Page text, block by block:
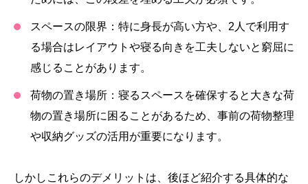
スペースの限界： 特に身長が高い方や、2人で利用す
る場合はレイアウトや寝る向きを工夫しないと窮屈に
感じることがあります。
荷物の置き場所： 寝るスペースを確保すると大きな荷
物の置き場所に困ることがあるため、事前の荷物整理
や収納グッズの活用が重要になります。
しかしこれらのデメリットは、後ほど紹介する具体的な